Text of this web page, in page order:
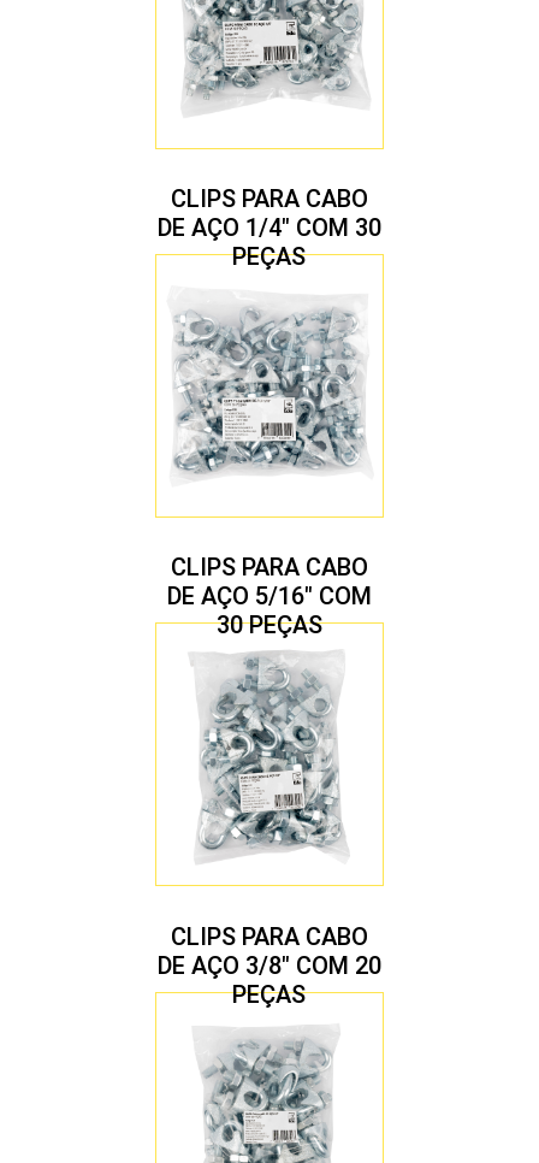
CLIPS PARA CABO
DE AÇO 1/4″ COM 30
PEÇAS
CLIPS PARA CABO
DE AÇO 5/16″ COM
30 PEÇAS
CLIPS PARA CABO
DE AÇO 3/8″ COM 20
PEÇAS